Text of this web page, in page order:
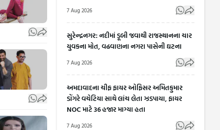
7 Aug 2026
સુરેન્દ્રનગર: નદીમાં ડૂબી જવાથી રાજસ્થાનના ચાર
યુવકના મોત, વઢવાણના નગરા પાસેની ઘટના
7 Aug 2026
અમદાવાદના ચીફ ફાયર ઓફિસર અમિતકુમાર
ડોંગરે વચેટિયા સાથે લાંચ લેતા ઝડપાયા, ફાયર
NOC માટે 36 હજાર માગ્યા હતા
7 Aug 2026